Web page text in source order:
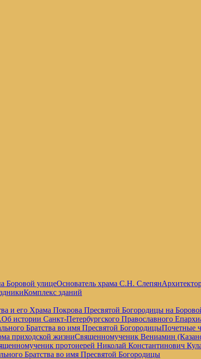
Боровой улицеОснователь храма С.Н. Слепян
Комплекс зданий
и его Храма Покрова Пресвятой Богородицы на
Об истории Санкт-Петербургского Православного
Братства во имя Пресвятой БогородицыПочетные
приходской жизниСвященномученик Вениамин
протоиерей Николай Константинович
Братства во имя Пресвятой Богородицы